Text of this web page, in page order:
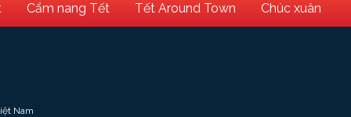
Cẩm nang Tết Tết Around Town Chúc xuân
Nam